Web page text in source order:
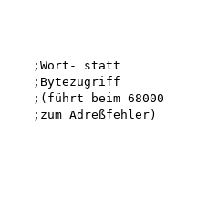
;Wort- statt
;Bytezugriff
;(führt beim 68000
;zum Adreßfehler)